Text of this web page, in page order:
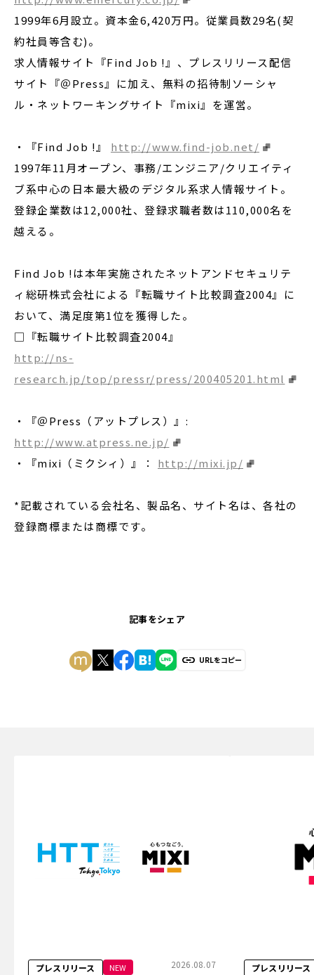
1999年6月設立。資本金6,420万円。従業員数29名(契
約社員等含む)。
求人情報サイト『Find Job !』、プレスリリース配信
サイト『＠Press』に加え、無料の招待制ソーシャ
ル・ネットワーキングサイト『mixi』を運営。
・『Find Job !』 http://www.find-job.net/
1997年11月オープン、事務/エンジニア/クリエイティ
ブ系中心の日本最大級のデジタル系求人情報サイト。
登録企業数は12,000社、登録求職者数は110,000名を
越える。
Find Job !は本年実施されたネットアンドセキュリテ
ィ総研株式会社による『転職サイト比較調査2004』に
おいて、満足度第1位を獲得した。
□『転職サイト比較調査2004』
http://ns-
research.jp/top/pressr/press/200405201.html
・『＠Press（アットプレス）』:
http://www.atpress.ne.jp/
・『mixi（ミクシィ）』： http://mixi.jp/
*記載されている会社名、製品名、サイト名は、各社の
登録商標または商標です。
記事をシェア
URLをコピー
プレスリリース NEW 2026.08.07 プレスリリース